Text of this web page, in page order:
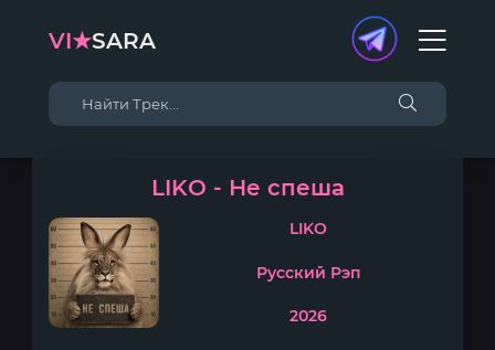
VI★SARA
LIKO - Не спеша
LIKO
Русский Рэп
2026